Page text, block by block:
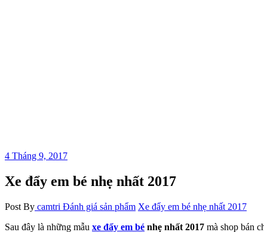
4 Tháng 9, 2017
Xe đẩy em bé nhẹ nhất 2017
Post By camtri Đánh giá sản phẩm Xe đẩy em bé nhẹ nhất 2017
Sau đây là những mẫu xe đẩy em bé nhẹ nhất 2017 mà shop bán